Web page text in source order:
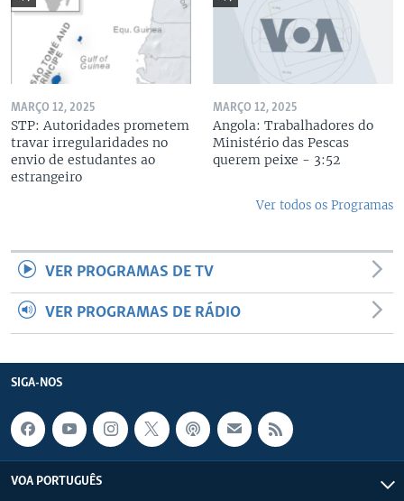
MARÇO 12, 2025
STP: Autoridades prometem
travar irregularidades no
envio de estudantes ao
estrangeiro
MARÇO 12, 2025
Angola: Trabalhadores do
Ministério das Pescas
querem peixe - 3:52
Ver todos os Programas
VER PROGRAMAS DE TV
VER PROGRAMAS DE RÁDIO
SIGA-NOS
VOA PORTUGUÊS